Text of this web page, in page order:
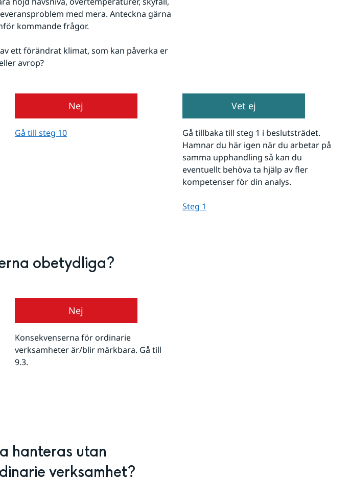
med mera. Anteckna gärna
kommande frågor.
ett förändrat klimat, som kan påverka er
avrop?
Nej
Gå till steg 10
Vet ej
Gå tillbaka till steg 1 i beslutsträdet.
Hamnar du här igen när du arbetar på
samma upphandling så kan du
eventuellt behöva ta hjälp av fler
kompetenser för din analys.
Steg 1
obetydliga?
Nej
Konsekvenserna för ordinarie
verksamheter är/blir märkbara. Gå till
9.3.
hanteras utan
verksamhet?